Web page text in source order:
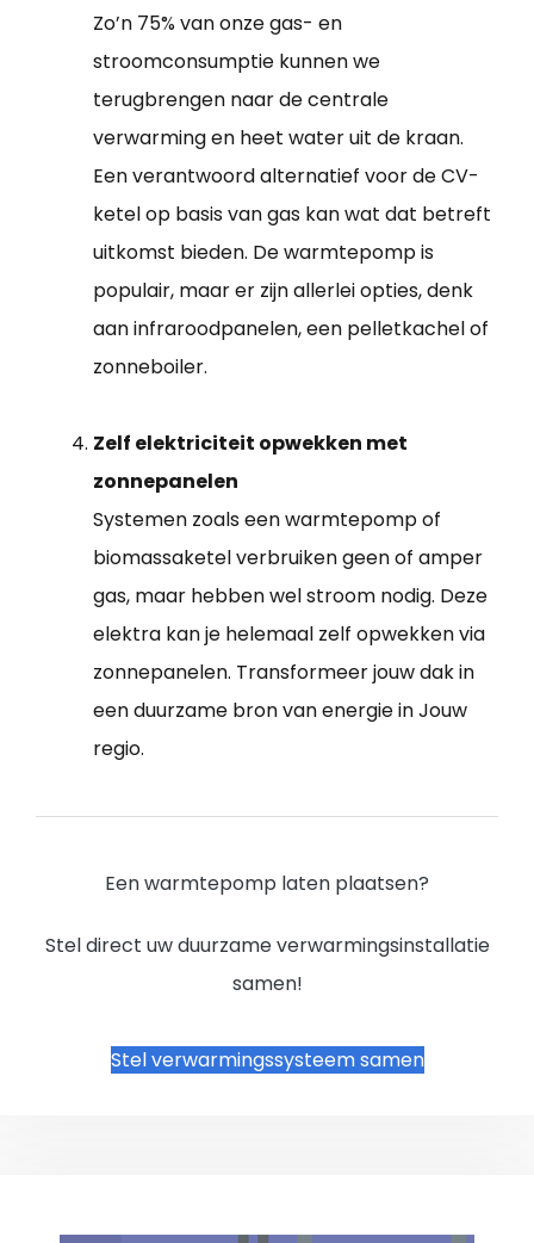
Zo’n 75% van onze gas- en
stroomconsumptie kunnen we
terugbrengen naar de centrale
verwarming en heet water uit de kraan.
Een verantwoord alternatief voor de CV-
ketel op basis van gas kan wat dat betreft
uitkomst bieden. De warmtepomp is
populair, maar er zijn allerlei opties, denk
aan infraroodpanelen, een pelletkachel of
zonneboiler.
Zelf elektriciteit opwekken met
zonnepanelen
Systemen zoals een warmtepomp of
biomassaketel verbruiken geen of amper
gas, maar hebben wel stroom nodig. Deze
elektra kan je helemaal zelf opwekken via
zonnepanelen. Transformeer jouw dak in
een duurzame bron van energie in Jouw
regio.
Een warmtepomp laten plaatsen?
Stel direct uw duurzame verwarmingsinstallatie
samen!
Stel verwarmingssysteem samen